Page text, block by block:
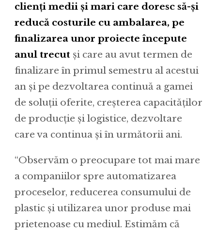
clienți medii și mari care doresc să-și
reducă costurile cu ambalarea, pe
finalizarea unor proiecte începute
anul trecut și care au avut termen de
finalizare în primul semestru al acestui
an și pe dezvoltarea continuă a gamei
de soluții oferite, creșterea capacităților
de producție și logistice, dezvoltare
care va continua și în următorii ani.
“Observăm o preocupare tot mai mare
a companiilor spre automatizarea
proceselor, reducerea consumului de
plastic și utilizarea unor produse mai
prietenoase cu mediul. Estimăm că